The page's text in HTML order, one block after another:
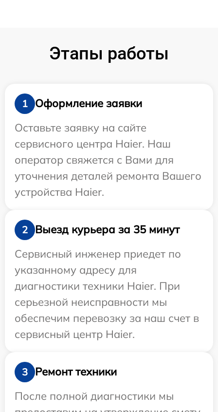
Этапы работы
1
Оформление заявки
Оставьте заявку на сайте
сервисного центра Haier. Наш
оператор свяжется с Вами для
уточнения деталей ремонта Вашего
устройства Haier.
2
Выезд курьера за 35 минут
Сервисный инженер приедет по
указанному адресу для
диагностики техники Haier. При
серьезной неисправности мы
обеспечим перевозку за наш счет в
сервисный центр Haier.
3
Ремонт техники
После полной диагностики мы